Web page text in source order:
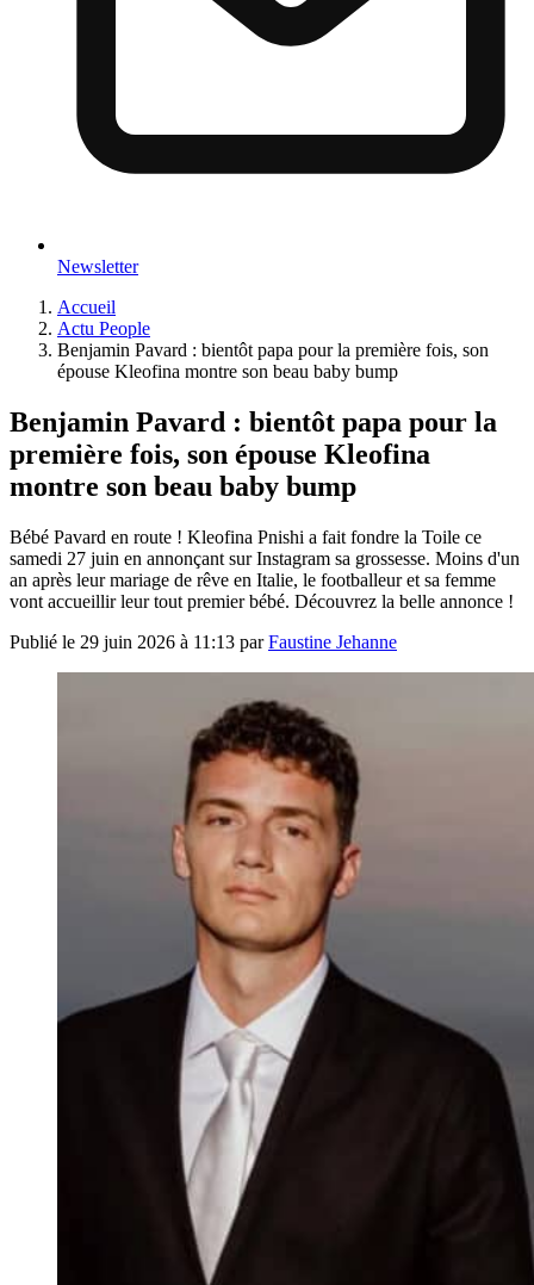
Newsletter
Accueil
Actu People
Benjamin Pavard : bientôt papa pour la première fois, son
épouse Kleofina montre son beau baby bump
Benjamin Pavard : bientôt papa pour la
première fois, son épouse Kleofina
montre son beau baby bump
Bébé Pavard en route ! Kleofina Pnishi a fait fondre la Toile ce
samedi 27 juin en annonçant sur Instagram sa grossesse. Moins d'un
an après leur mariage de rêve en Italie, le footballeur et sa femme
vont accueillir leur tout premier bébé. Découvrez la belle annonce !
Publié le 29 juin 2026 à 11:13 parFaustine Jehanne